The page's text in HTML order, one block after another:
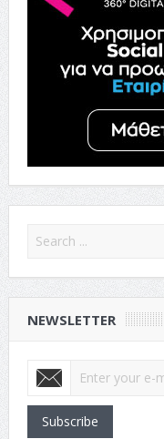
NEWSLETTER
Subscribe